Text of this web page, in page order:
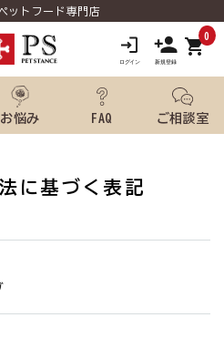
ットフード専門店
shopping_cart0
お悩み FAQ ご相談室
規会員登録
に基づく表記